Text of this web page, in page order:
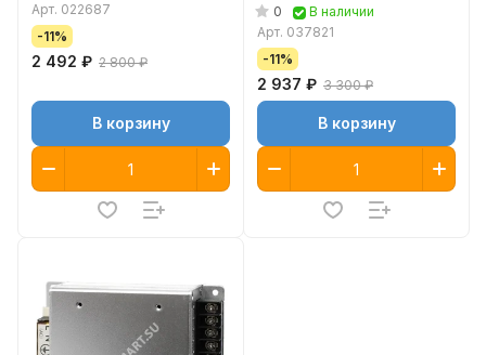
Арт. 022687
-11%
2 492 ₽ 2 800 ₽
В корзину
0
В наличии
Арт. 037821
-11%
2 937 ₽ 3 300 ₽
В корзину